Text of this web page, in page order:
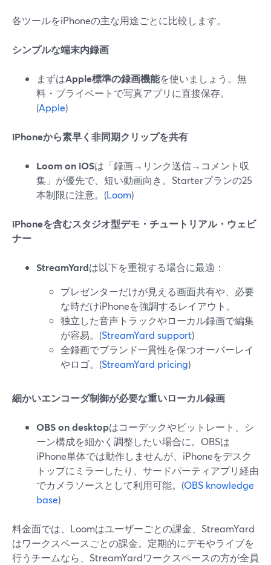
各ツールをiPhoneの主な用途ごとに比較します。
シンプルな端末内録画
まずはApple標準の録画機能を使いましょう。無
料・プライベートで写真アプリに直接保存。
(Apple)
iPhoneから素早く非同期クリップを共有
Loom on iOSは「録画→リンク送信→コメント収
集」が優先で、短い動画向き。Starterプランの25
本制限に注意。(Loom)
iPhoneを含むスタジオ型デモ・チュートリアル・ウェビ
ナー
StreamYardは以下を重視する場合に最適：
プレゼンターだけが見える画面共有や、必要
な時だけiPhoneを強調するレイアウト。
独立した音声トラックやローカル録画で編集
が容易。(StreamYard support)
全録画でブランド一貫性を保つオーバーレイ
やロゴ。(StreamYard pricing)
細かいエンコーダ制御が必要な重いローカル録画
OBS on desktopはコーデックやビットレート、シ
ーン構成を細かく調整したい場合に。OBSは
iPhone単体では動作しませんが、iPhoneをデスク
トップにミラーしたり、サードパーティアプリ経由
でカメラソースとして利用可能。(OBS knowledge
base)
料金面では、Loomはユーザーごとの課金、StreamYard
はワークスペースごとの課金。定期的にデモやライブを
行うチームなら、StreamYardワークスペースの方が全員